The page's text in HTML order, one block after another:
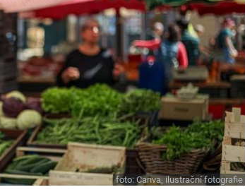
foto:Canva, ilustrační fotografie